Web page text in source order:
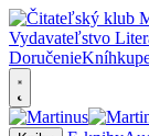
Doručenie